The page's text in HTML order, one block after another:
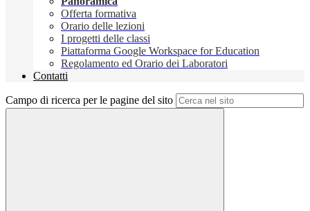
Offerta formativa
Orario delle lezioni
I progetti delle classi
Piattaforma Google Workspace for Education
Regolamento ed Orario dei Laboratori
Contatti
Campo di ricerca per le pagine del sito